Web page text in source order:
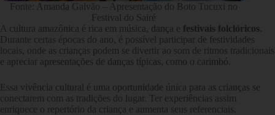
Fonte: Amanda Galvão – Apresentação do Boto Tucuxi no
Festival do Sairé
A cultura amazônica é rica em música, dança e festivais folclóricos
Durante certas épocas do ano, é possível participar de festividades
locais, onde as crianças podem se divertir ao som de ritmos tradicionais
e apreciar apresentações de danças típicas, como o carimbó.
Essa vivência cultural é uma oportunidade única para as crianças se
conectarem com as tradições do lugar. Ter experiências assim
enriquece o repertório da criança e aumenta seus referenciais.